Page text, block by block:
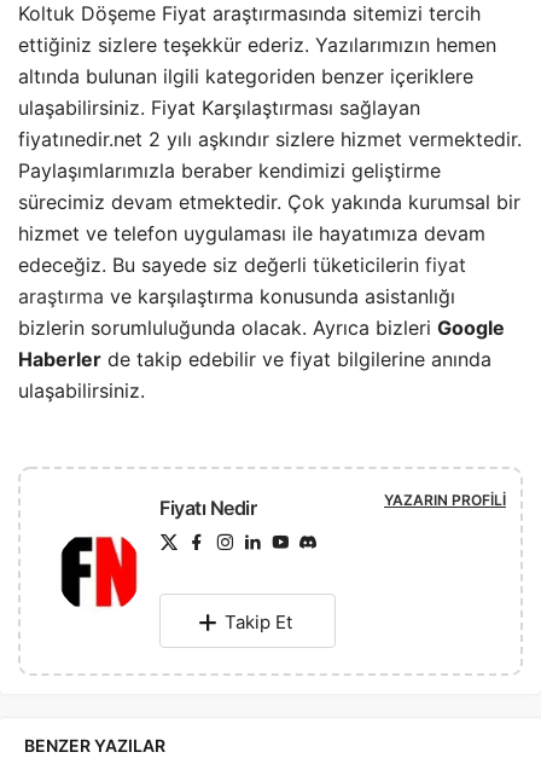
Koltuk Döşeme Fiyat araştırmasında sitemizi tercih
ettiğiniz sizlere teşekkür ederiz. Yazılarımızın hemen
altında bulunan ilgili kategoriden benzer içeriklere
ulaşabilirsiniz. Fiyat Karşılaştırması sağlayan
fiyatınedir.net 2 yılı aşkındır sizlere hizmet vermektedir.
Paylaşımlarımızla beraber kendimizi geliştirme
sürecimiz devam etmektedir. Çok yakında kurumsal bir
hizmet ve telefon uygulaması ile hayatımıza devam
edeceğiz. Bu sayede siz değerli tüketicilerin fiyat
araştırma ve karşılaştırma konusunda asistanlığı
bizlerin sorumluluğunda olacak. Ayrıca bizleri Google
Haberler de takip edebilir ve fiyat bilgilerine anında
ulaşabilirsiniz.
Fiyatı Nedir YAZARIN PROFILI
Takip Et
BENZER YAZILAR